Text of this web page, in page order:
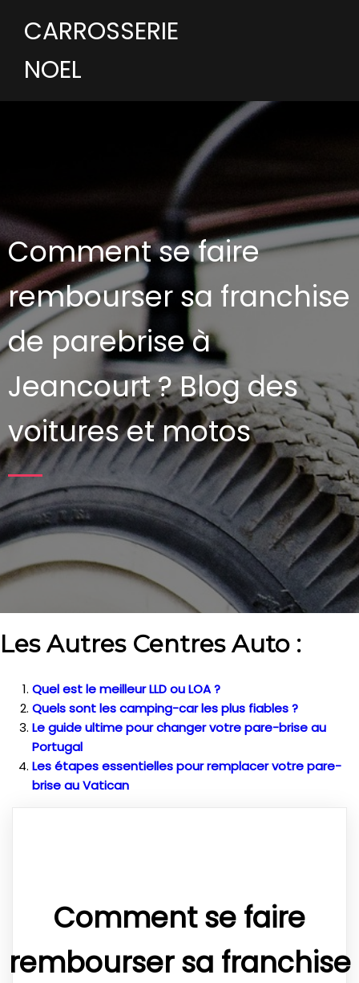
CARROSSERIE
NOEL
Comment se faire
rembourser sa franchise
de parebrise à
Jeancourt ?Blog des
voitures et motos
Les Autres Centres Auto :
Quel est le meilleur LLD ou LOA ?
Quels sont les camping-car les plus fiables ?
Le guide ultime pour changer votre pare-brise au
Portugal
Les étapes essentielles pour remplacer votre pare-
brise au Vatican
Comment se faire
rembourser sa franchise